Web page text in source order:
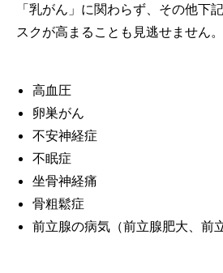
「乳がん」に関わらず、その他下
スクが高まることも見逃せません。
高血圧
卵巣がん
不安神経症
不眠症
坐骨神経痛
骨粗鬆症
前立腺の病気（前立腺肥大、前